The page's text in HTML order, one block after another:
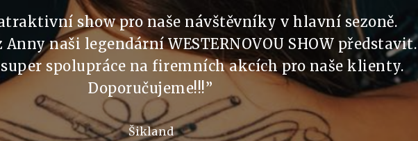
show pro naše návštěvníky v hlavní sezoně.
naši legendární WESTERNOVOU SHOW představit.
spolupráce na firemních akcích pro naše klienty.
Doporučujeme!!!”
Šikland